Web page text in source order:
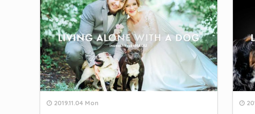
2019.11.04 Mon